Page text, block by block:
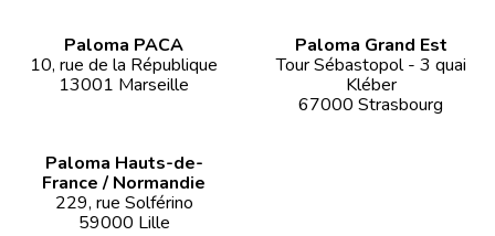
Paloma PACA
10, rue de la République
13001 Marseille
Paloma Grand Est
Tour Sébastopol - 3 quai
Kléber
67000 Strasbourg
Paloma Hauts-de-
France / Normandie
229, rue Solférino
59000 Lille